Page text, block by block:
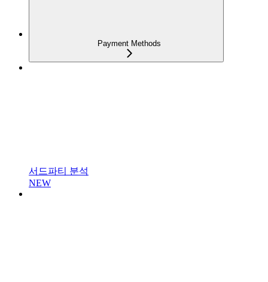
Payment Methods
서드파티 분석
NEW